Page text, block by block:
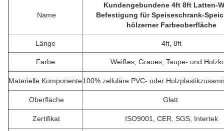
Name
Kundengebundene 4ft 8ft Latten-
Befestigung für Speiseschrank-
hölzerner Farbeoberfläche
Länge 4ft, 8ft
Farbe Weißes, Graues, Taupe- und
Materielle Komponente100% zelluläre PVC- oder
Oberfläche Glatt
Zertifikat ISO9001, CER, SGS, Intertek